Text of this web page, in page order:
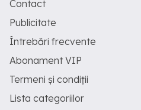
Contact
Publicitate
Întrebări frecvente
Abonament VIP
Termeni și condiții
Lista categoriilor